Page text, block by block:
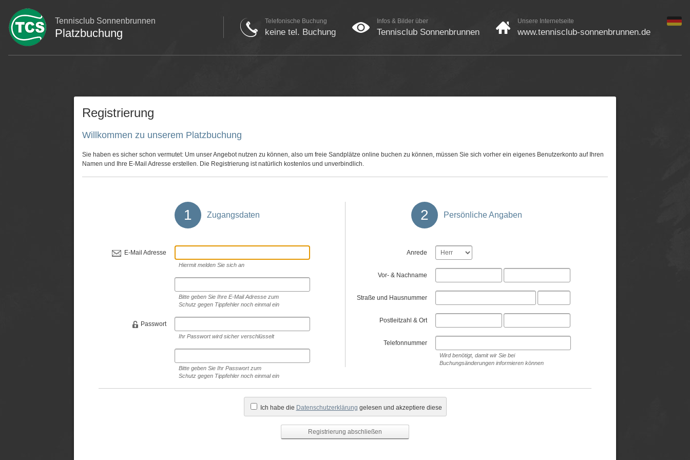
Tennisclub Sonnenbrunnen
Platzbuchung
Unsere Internetseite
www.tennisclub-sonnenbrunnen.de
Infos & Bilder über
Tennisclub Sonnenbrunnen
Telefonische Buchung
keine tel. Buchung
Registrierung
Willkommen zu unserem Platzbuchung
Sie haben es sicher schon vermutet: Um unser Angebot nutzen zu können, also um freie Sandplätze online buchen zu können, müssen Sie sich vorher ein eigenes Benutzerkonto auf Ihren
Namen und Ihre E-Mail Adresse erstellen. Die Registrierung ist natürlich kostenlos und unverbindlich.
1 Zugangsdaten
E-Mail Adresse
Hiermit melden Sie sich an
Bitte geben Sie Ihre E-Mail Adresse zum
Schutz gegen Tippfehler noch einmal ein
Passwort
Ihr Passwort wird sicher verschlüsselt
Bitte geben Sie Ihr Passwort zum
Schutz gegen Tippfehler noch einmal ein
2 Persönliche Angaben
Anrede
Vor- & Nachname
Straße und Hausnummer
Postleitzahl & Ort
Telefonnummer
Wird benötigt, damit wir Sie bei
Buchungsänderungen informieren können
Ich habe die Datenschutzerklärung gelesen und akzeptiere diese